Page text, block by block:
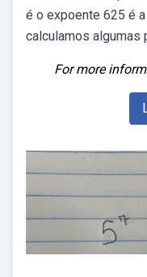
é o expoente 625 é
calculamos algumas
For more